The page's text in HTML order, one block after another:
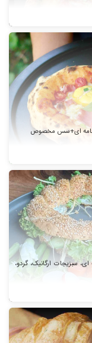
خامه ای+سس مخصوص
سبزیجات ارگانیک، گردو،